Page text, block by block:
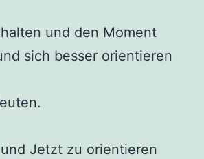
und den Moment
sich besser orientieren
Jetzt zu orientieren